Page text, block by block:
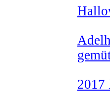
2017